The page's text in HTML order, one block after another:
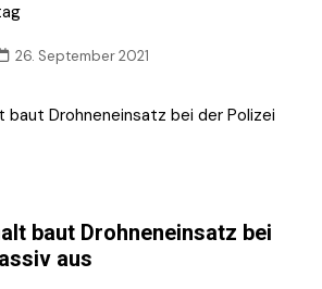
26. September 2021
baut Drohneneinsatz bei
aus